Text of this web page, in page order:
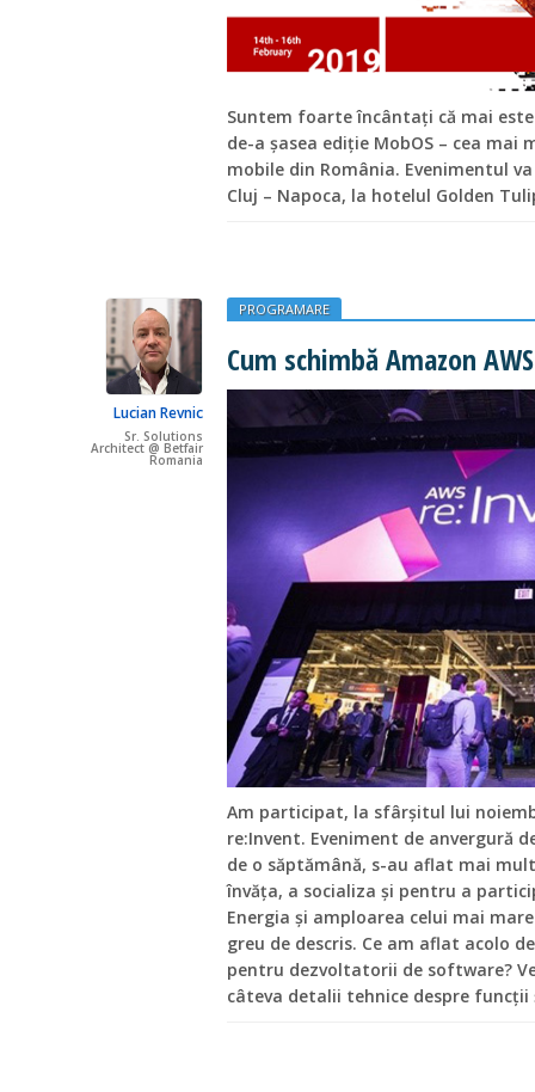
Suntem foarte încântați că mai
de-a șasea ediție MobOS – cea
mobile din România. Evenimentul
Cluj – Napoca, la hotelul Golden
Lucian Revnic
Sr. Solutions
Architect @ Betfair
Romania
PROGRAMARE
Cum schimbă Amazon
Am participat, la sfârșitul lui
re:Invent. Eveniment de anvergură
de o săptămână, s-au aflat mai
învăța, a socializa și pentru a
Energia și amploarea celui mai
greu de descris. Ce am aflat acolo
pentru dezvoltatorii de software?
câteva detalii tehnice despre funcții